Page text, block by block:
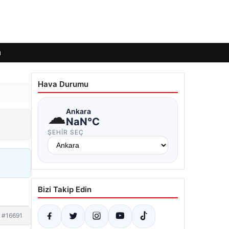
#16691
Hava Durumu
☁Ankara
NaN°C
ŞEHIR SEÇ
Bizi Takip Edin